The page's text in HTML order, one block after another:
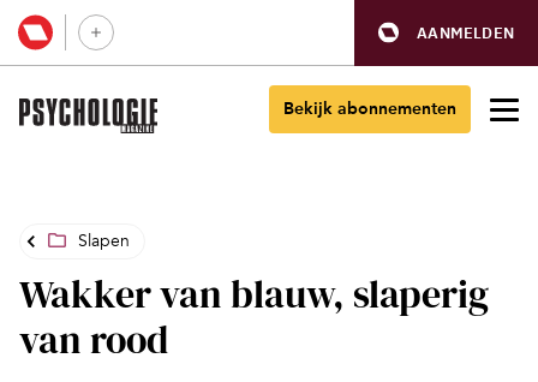
AANMELDEN
Bekijk abonnementen
Slapen
Wakker van blauw, slaperig
van rood